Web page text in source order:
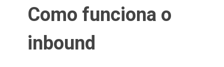
Como funciona o
inbound